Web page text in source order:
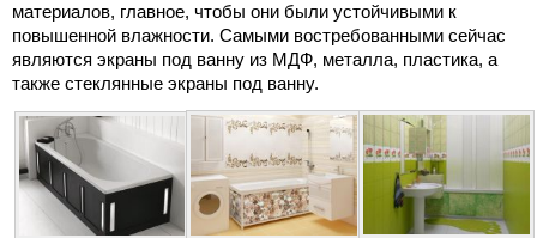
материалов, главное, чтобы они были устойчивыми к
повышенной влажности. Самыми востребованными сейчас
являются экраны под ванну из МДФ, металла, пластика, а
также стеклянные экраны под ванну.